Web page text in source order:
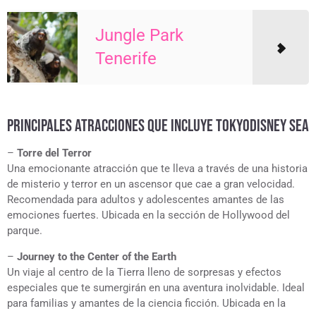
Jungle Park
Tenerife
PRINCIPALES ATRACCIONES QUE INCLUYE TOKYODISNEY SEA
– Torre del Terror
Una emocionante atracción que te lleva a través de una historia
de misterio y terror en un ascensor que cae a gran velocidad.
Recomendada para adultos y adolescentes amantes de las
emociones fuertes. Ubicada en la sección de Hollywood del
parque.
– Journey to the Center of the Earth
Un viaje al centro de la Tierra lleno de sorpresas y efectos
especiales que te sumergirán en una aventura inolvidable. Ideal
para familias y amantes de la ciencia ficción. Ubicada en la